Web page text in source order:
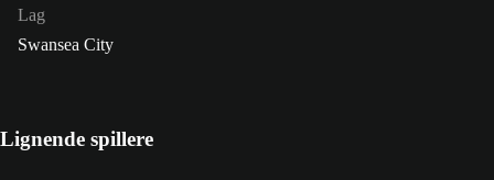
Lag
Swansea City
Lignende spillere